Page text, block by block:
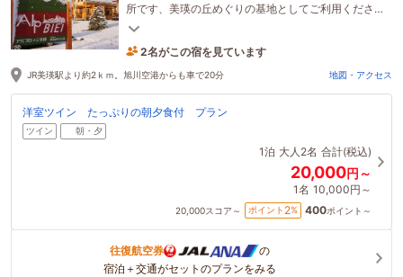
所です、美瑛の丘めぐりの基地としてご利用くださ
いね。★冬でも宿は薪ストーブで暖かですよ ！！
2名がこの宿を見ています
4時間前に予約されました
JR美瑛駅より約2ｋｍ。旭川空港からも車で20分 地図・アクセス
洋室ツイン たっぷりの朝夕食付 プラン
ツイン 朝・夕
1泊 大人2名 合計(税込)
20,000円～
1名 10,000円～
20,000スコア～ ポイント 2% 400ポイント～
往復航空券
の
宿泊＋交通がセットのプランをみる